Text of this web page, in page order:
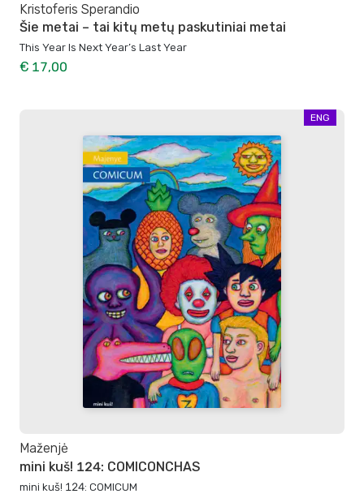
Kristoferis Sperandio
Šie metai – tai kitų metų paskutiniai metai
This Year Is Next Year’s Last Year
€ 17,00
ENG
Maženjė
mini kuš! 124: COMICONCHAS
mini kuš! 124: COMICUM